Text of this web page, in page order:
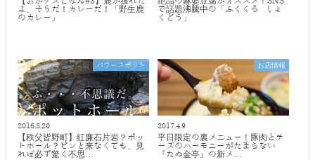
よ、そうだ！カレーだ！「野生鹿
のカレー」
で話題沸騰中の「ふくくる しょ
くどう」
パワースポット
2016.5.20
【秩父皆野町】紅廉石片岩？ポッ
トホール？ピンと来なくても、見
れば必ず驚く不思…
お店情報
2017.4.9
平日限定の裏メニュー！豚肉とチ
ーズのハーモニーがたまらない
『たぬ金亭』の新メ…